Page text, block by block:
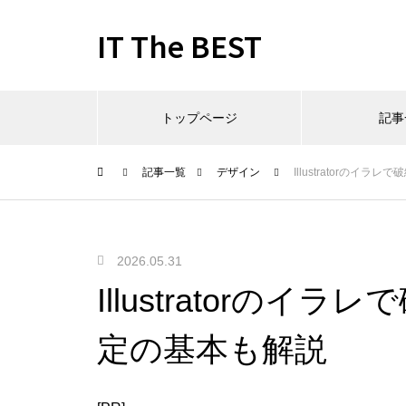
IT The BEST
トップページ 記
記事一覧 デザイン Illustratorのイラレで
2026.05.31
Illustratorのイラレ
定の基本も解説